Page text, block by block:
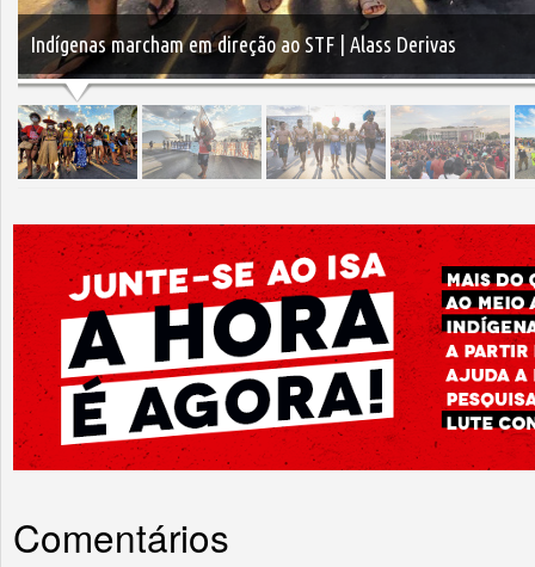
Indígenas marcham em direção ao STF | Alass Derivas
Comentários